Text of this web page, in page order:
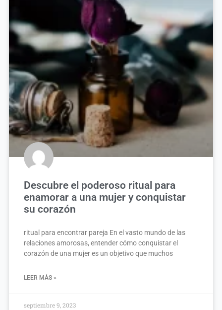
Descubre el poderoso ritual para
enamorar a una mujer y conquistar
su corazón
ritual para encontrar pareja En el vasto mundo de las
relaciones amorosas, entender cómo conquistar el
corazón de una mujer es un objetivo que muchos
LEER MÁS »
septiembre 9, 2023